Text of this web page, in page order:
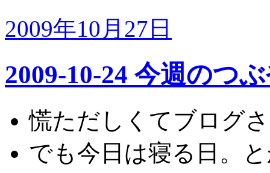
2009年10月27日
2009-10-24 今週のつ
慌ただしくてブログ
でも今日は寝る日。